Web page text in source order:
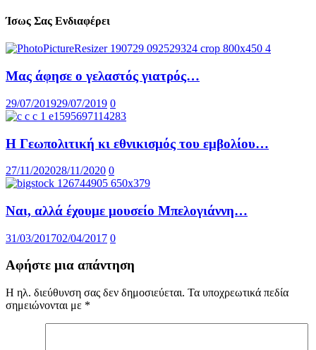
Ίσως Σας Ενδιαφέρει
Μας άφησε ο γελαστός γιατρός…
29/07/201929/07/2019 0
Η Γεωπολιτική κι εθνικισμός του εμβολίου…
27/11/202028/11/2020 0
Ναι, αλλά έχουμε μουσείο Μπελογιάννη…
31/03/201702/04/2017 0
Αφήστε μια απάντηση
Η ηλ. διεύθυνση σας δεν δημοσιεύεται. Τα υποχρεωτικά πεδία
σημειώνονται με *